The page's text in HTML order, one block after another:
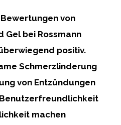
von
Gel bei Rossmann
positiv.
Schmerzlinderung
von Entzündungen
machen